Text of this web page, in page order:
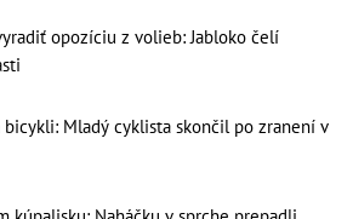
opozíciu z volieb: Jabloko čelí
bicykli: Mladý cyklista skončil po zranení v